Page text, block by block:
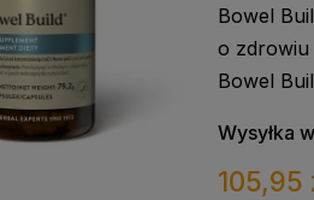
Bowel
o zdrowiu
Bowel
Wysyłka
105,95